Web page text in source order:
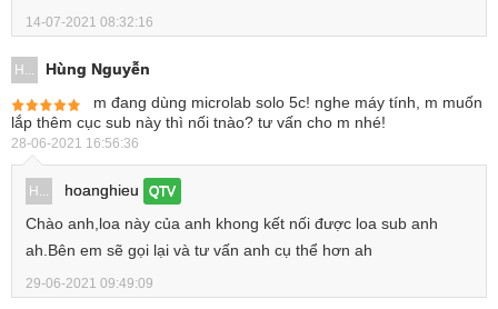
14-07-2021 08:32:16
H...
Hùng Nguyễn
m đang dùng microlab solo 5c! nghe máy tính, m muốn
lắp thêm cục sub này thì nối tnào? tư vấn cho m nhé!
28-06-2021 16:56:36
H... hoanghieu QTV
Chào anh,loa này của anh khong kết nối được loa sub anh
ah.Bên em sẽ gọi lại và tư vấn anh cụ thể hơn ah
29-06-2021 09:49:09